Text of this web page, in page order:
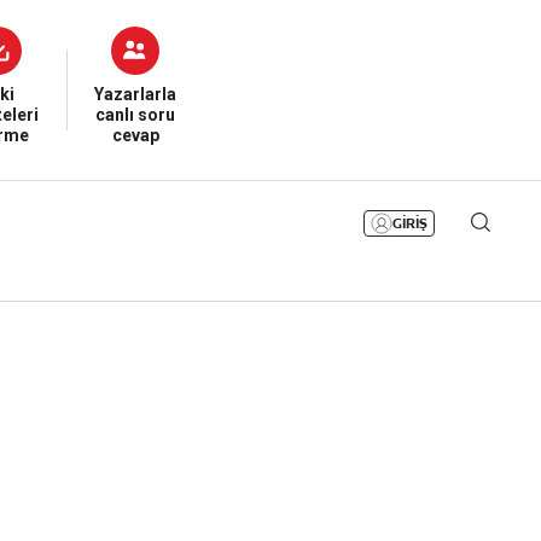
Yazarlarla
canlı soru
cevap
GİRİŞ
Bizim Sayfa
Namaz Vakitleri
Sesli Yayınlar